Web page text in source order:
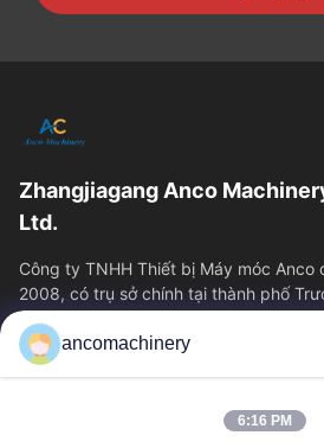
Zhangjiagang Anco
Ltd.
Công ty TNHH Thiết bị Máy móc Anco
2008, có trụ sở chính tại thành phố
phố Tô Châu, tỉnh Giang Tô....
Liên Kết Nhanh
Về
ancomachinery
6:16 PM